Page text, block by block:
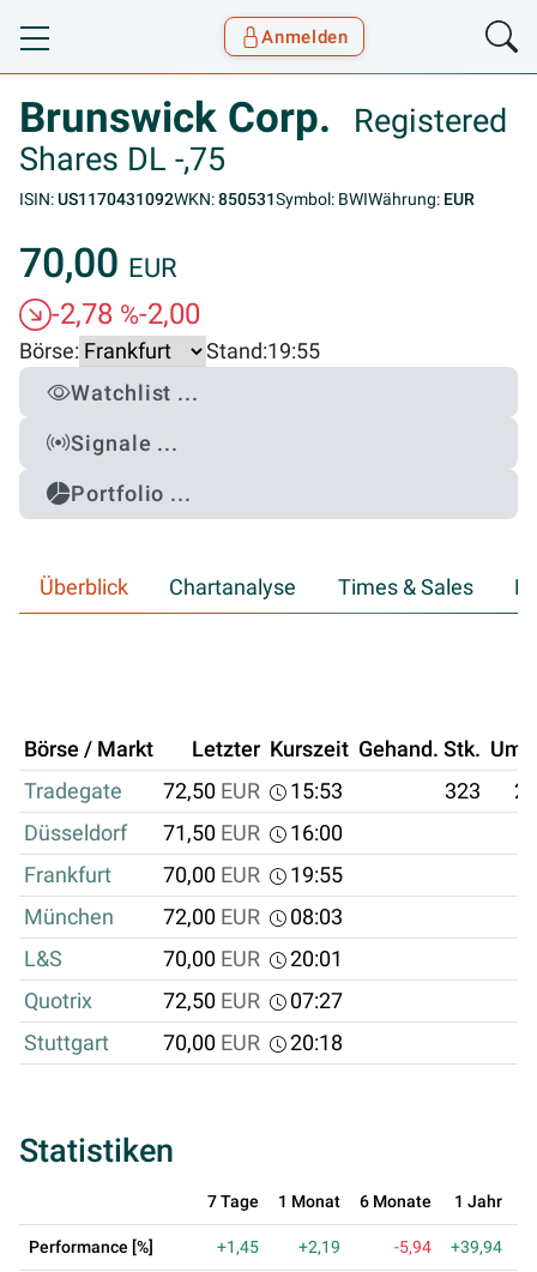
Toggle navigation
Anmelden
Brunswick Corp.
Registered
Shares DL -,75
ISIN:US1170431092WKN:850531Symbol: BWIWährung: EUR
70,00 EUR
-2,78 %-2,00
Börse: Stand:19:55
Watchlist ...
Signale ...
Portfolio ...
Überblick Chartanalyse Times & Sales
Börse / Markt Letzter Kurszeit Gehand. Stk.
Tradegate
72,50 EUR 15:53 323
Düsseldorf
71,50 EUR
16:00
Frankfurt
70,00 EUR
19:55
München
72,00 EUR
08:03
L&S
70,00 EUR
20:01
Quotrix
72,50 EUR
07:27
Stuttgart
70,00 EUR 20:18
Statistiken
7 Tage 1 Monat 6 Monate 1 Jahr
Performance [%] +1,45 +2,19 -5,94 +39,94